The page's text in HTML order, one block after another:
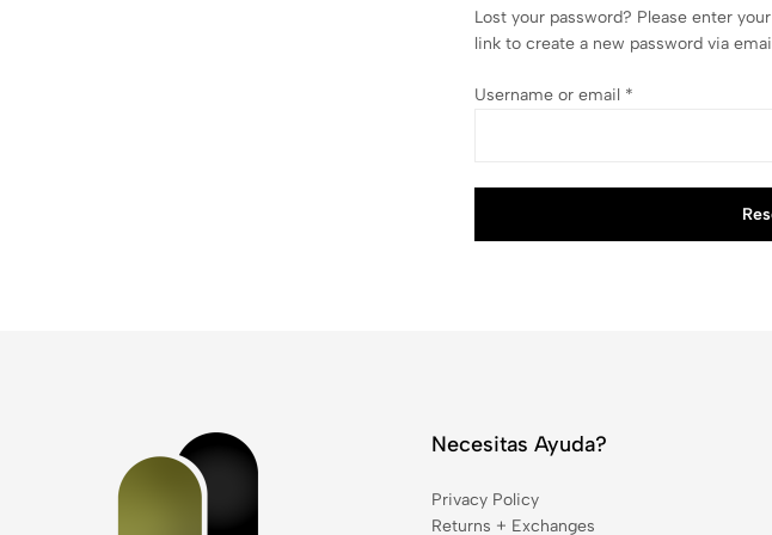
Lost your password? Please enter
link to create a new password via
Username or email *
Necesitas Ayuda?
Privacy Policy
Returns + Exchanges